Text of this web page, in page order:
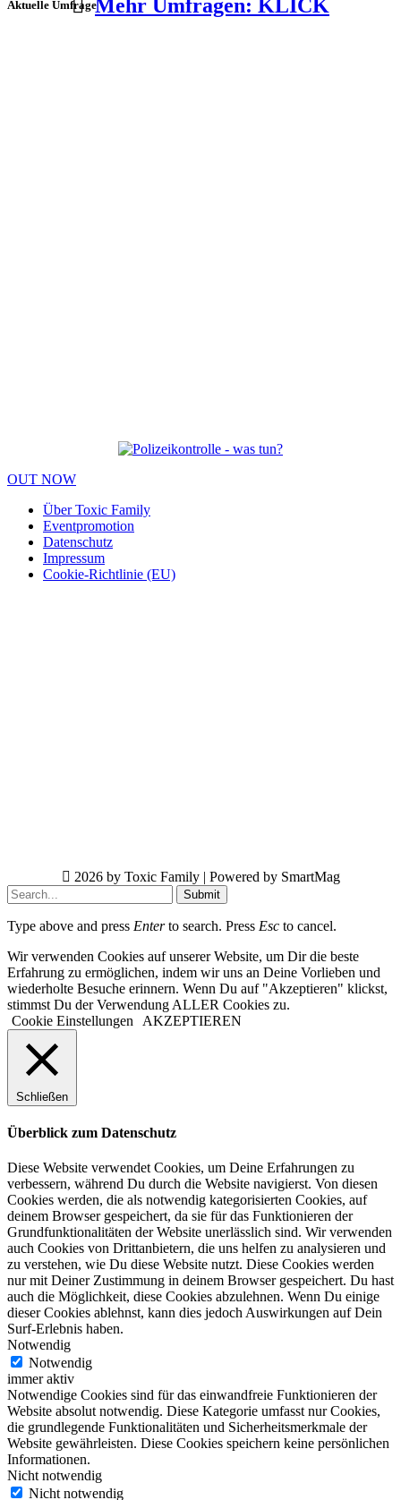
Aktuelle UmfrageMehr Umfragen: KLICK
OUT NOW
Über Toxic Family
Eventpromotion
Datenschutz
Impressum
Cookie-Richtlinie (EU)
2026 by Toxic Family | Powered by SmartMag
Submit
Type above and press Enterto search. Press Esc to cancel.
Wir verwenden Cookies auf unserer Website, um Dir die beste
Erfahrung zu ermöglichen, indem wir uns an Deine Vorlieben und
wiederholte Besuche erinnern. Wenn Du auf "Akzeptieren" klickst,
stimmst Du der Verwendung ALLER Cookies zu.
Cookie Einstellungen
AKZEPTIEREN
Schließen
Überblick zum Datenschutz
Diese Website verwendet Cookies, um Deine Erfahrungen zu
verbessern, während Du durch die Website navigierst. Von diesen
Cookies werden, die als notwendig kategorisierten Cookies, auf
deinem Browser gespeichert, da sie für das Funktionieren der
Grundfunktionalitäten der Website unerlässlich sind. Wir verwenden
auch Cookies von Drittanbietern, die uns helfen zu analysieren und
zu verstehen, wie Du diese Website nutzt. Diese Cookies werden
nur mit Deiner Zustimmung in deinem Browser gespeichert. Du hast
auch die Möglichkeit, diese Cookies abzulehnen. Wenn Du einige
dieser Cookies ablehnst, kann dies jedoch Auswirkungen auf Dein
Surf-Erlebnis haben.
Notwendig
Notwendig
immer aktiv
Notwendige Cookies sind für das einwandfreie Funktionieren der
Website absolut notwendig. Diese Kategorie umfasst nur Cookies,
die grundlegende Funktionalitäten und Sicherheitsmerkmale der
Website gewährleisten. Diese Cookies speichern keine persönlichen
Informationen.
Nicht notwendig
Nicht notwendig